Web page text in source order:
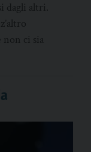
dagli altri.
non ci sia